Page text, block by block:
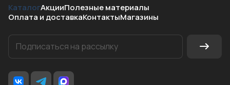
КаталогАкцииПолезные материалы
Оплата и доставкаКонтактыМагазины